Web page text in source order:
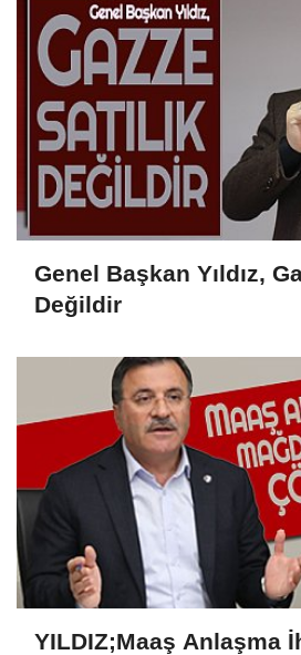
Genel Başkan Yıldız,
Değildir
YILDIZ;Maaş Anlaşma